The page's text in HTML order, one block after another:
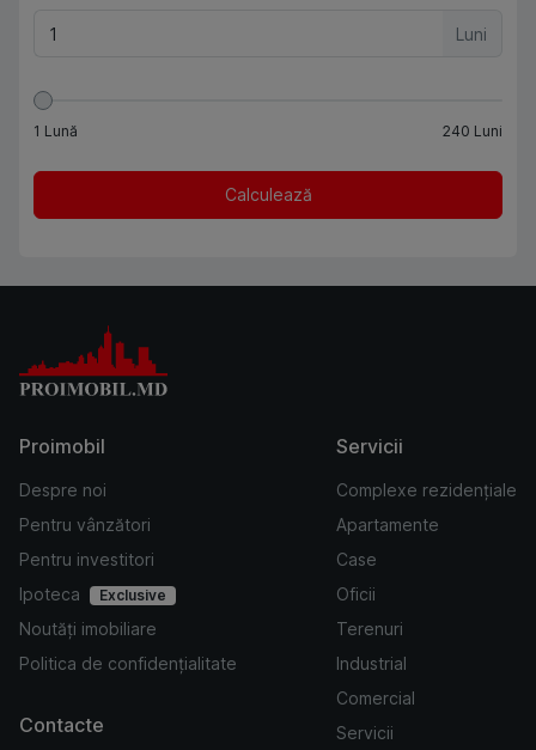
Luni
1 Lună 240 Luni
Calculează
Proimobil
Despre noi
Pentru vânzători
Pentru investitori
Ipoteca
Exclusive
Noutăți imobiliare
Politica de confidențialitate
Servicii
Complexe rezidențiale
Apartamente
Case
Oficii
Terenuri
Industrial
Comercial
Servicii
Contacte